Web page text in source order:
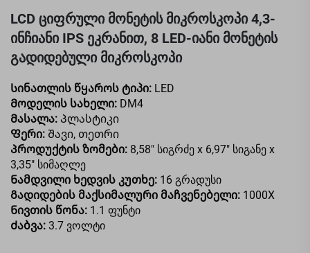
LCD ციფრული მონეტის მიკროსკოპი 4,3-
ინჩიანი IPS ეკრანით, 8 LED-იანი მონეტის
გადიდებული მიკროსკოპი
Სინათლის წყაროს ტიპი: LED
Მოდელის სახელი: DM4
Მასალა: Პლასტიკი
Ფერი: Შავი, თეთრი
Პროდუქტის ზომები: 8,58" სიგრძე x 6,97" სიგანე x
3,35" სიმაღლე
Ნამდვილი ხედვის კუთხე: 16 გრადუსი
Გადიდების მაქსიმალური მაჩვენებელი: 1000X
Ნივთის წონა: 1.1 ფუნტი
Ძაბვა: 3.7 ვოლტი